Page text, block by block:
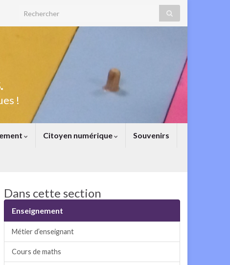
Search for:
!
Citoyen numérique Souvenirs
Dans cette section
Enseignement
Métier d’enseignant
Cours de maths